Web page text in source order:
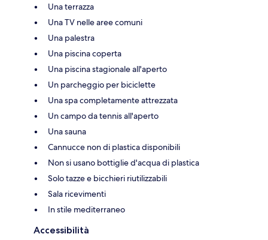
Una terrazza
Una TV nelle aree comuni
Una palestra
Una piscina coperta
Una piscina stagionale all'aperto
Un parcheggio per biciclette
Una spa completamente attrezzata
Un campo da tennis all'aperto
Una sauna
Cannucce non di plastica disponibili
Non si usano bottiglie d'acqua di plastica
Solo tazze e bicchieri riutilizzabili
Sala ricevimenti
In stile mediterraneo
Accessibilità